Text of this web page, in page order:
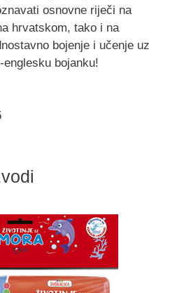
osnovne riječi na
hrvatskom, tako i na
bojenje i učenje uz
bojanku!